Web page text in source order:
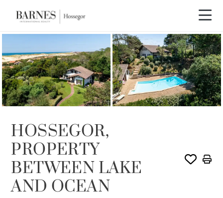
VENDIDO POR BARNES
HOSSEGOR,
PROPERTY
BETWEEN LAKE
AND OCEAN